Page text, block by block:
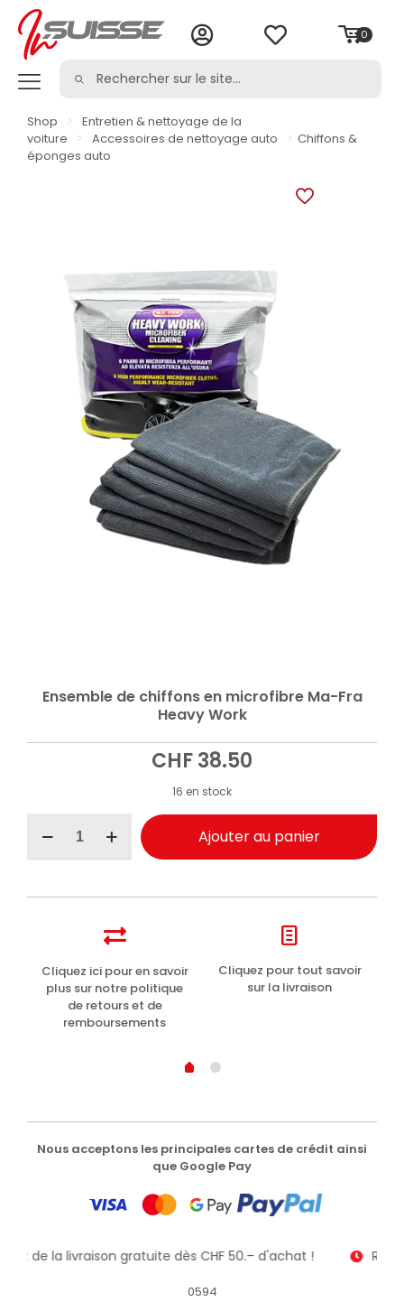
0
Shop >
Entretien & nettoyage de la
voiture
> Accessoires de nettoyage auto > Chiffons &
éponges auto
Ensemble de chiffons en microfibre Ma-Fra
Heavy Work
CHF38.50
16 en stock
Heavy
Work
Ajouter au panier
Cliquez ici pour en savoir
plus sur notre politique
de retours et de
remboursements
Cliquez pour tout savoir
sur la livraison
Nous acceptons les principales cartes de crédit ainsi
que Google Pay
de la livraison gratuite dès CHF 50.– d'achat !
0594